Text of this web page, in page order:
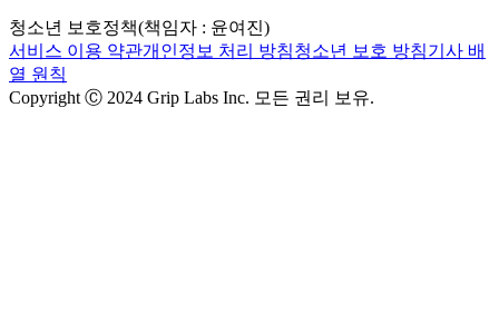
청소년 보호정책(책임자 : 윤여진)
서비스 이용 약관개인정보 처리 방침청소년 보호 방침기사 배
열 원칙
Copyright Ⓒ 2024 Grip Labs Inc. 모든 권리 보유.